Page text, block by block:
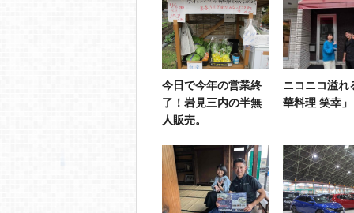
今日で今年の営業終
了！岩見三内の半無
人販売。
ニコニコ溢れ
華料理 笑幸」